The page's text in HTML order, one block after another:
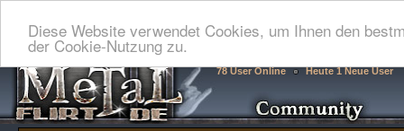
Diese Website verwendet Cookies, um Ihnen den
der Cookie-Nutzung zu.
78 User Online Heute 1 Neue User